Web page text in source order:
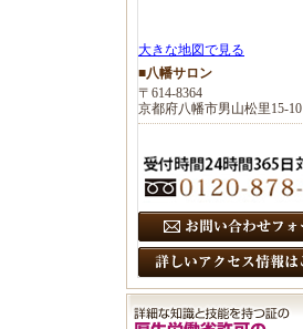
大きな地図で見る
■八幡サロン
〒614-8364
京都府八幡市男山松里15-10